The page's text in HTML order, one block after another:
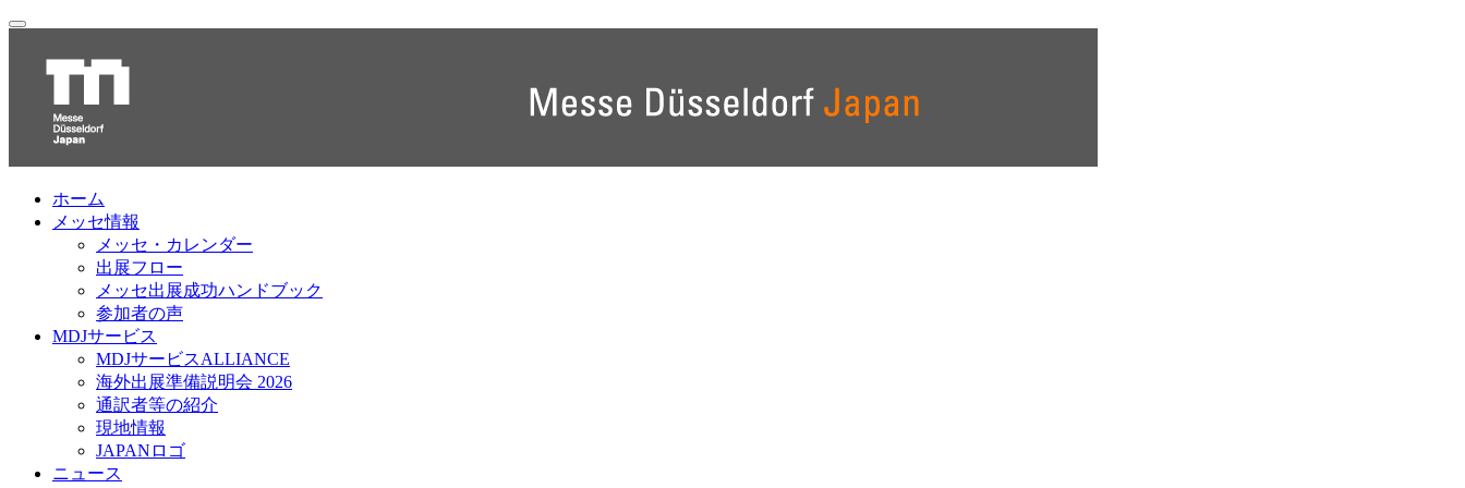
ホーム
メッセ情報
メッセ・カレンダー
出展フロー
メッセ出展成功ハンドブック
参加者の声
MDJサービス
MDJサービスALLIANCE
海外出展準備説明会 2026
通訳者等の紹介
現地情報
JAPANロゴ
ニュース